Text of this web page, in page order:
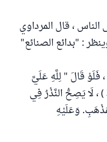
، قال المرداوي
في "الإنصاف" (11/ 118) ، وينظر : "بدائع الصنائع"
قَالَ " لِلَّهِ عَلَيَّ
لَا يَصِحُّ النَّذْرُ فِي
وَعَلَيْهِ